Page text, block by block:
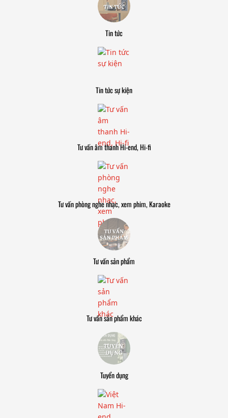
Tin tức
Tin tức sự kiện
Tư vấn âm thanh Hi-end, Hi-fi
Tư vấn phòng nghe nhạc, xem phim, Karaoke
Tư vấn sản phẩm
Tư vấn sản phẩm khác
Tuyển dụng